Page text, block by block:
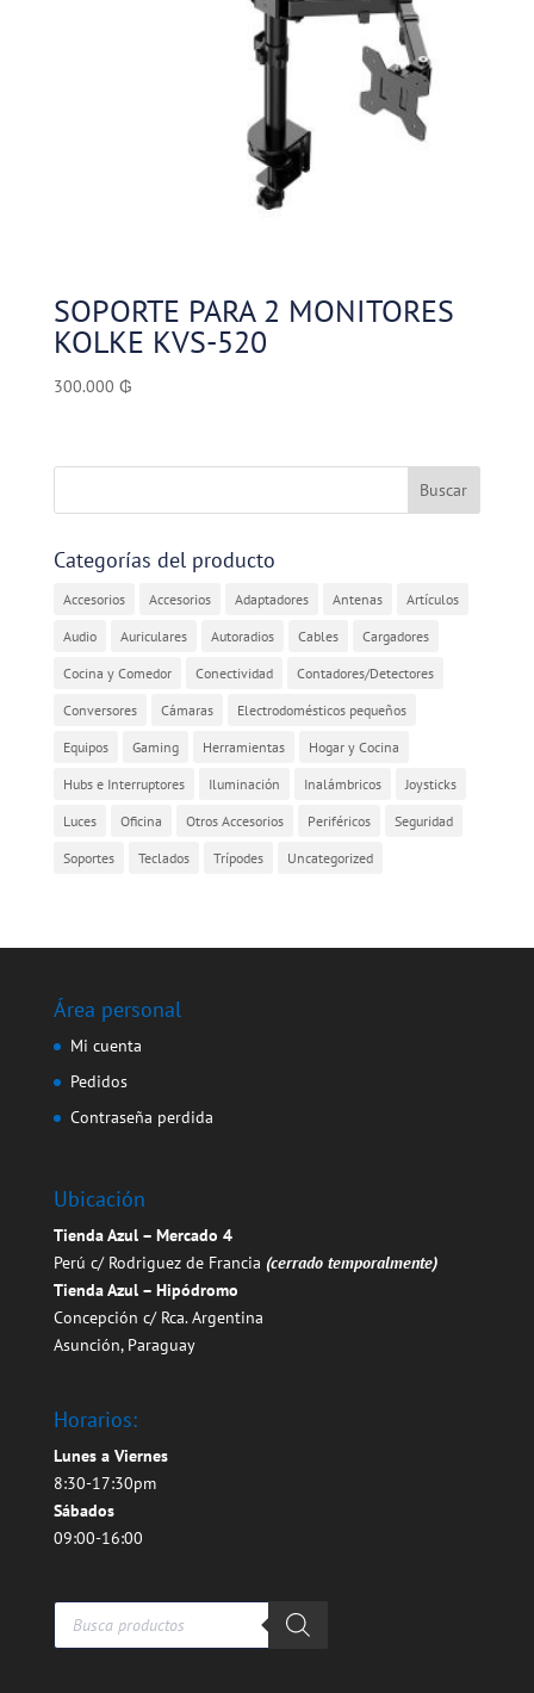
SOPORTE PARA 2 MONITORES
KOLKE KVS-520
300.000 ₲
Categorías del producto
Accesorios Accesorios Adaptadores Antenas Artículos
Audio Auriculares Autoradios Cables Cargadores
Cocina y Comedor Conectividad Contadores/Detectores
Conversores Cámaras Electrodomésticos pequeños
Equipos Gaming Herramientas Hogar y Cocina
Hubs e Interruptores Iluminación Inalámbricos Joysticks
Luces Oficina Otros Accesorios Periféricos Seguridad
Soportes Teclados Trípodes Uncategorized
Área personal
Mi cuenta
Pedidos
Contraseña perdida
Ubicación
Tienda Azul – Mercado 4
Perú c/ Rodriguez de Francia (cerrado temporalmente)
Tienda Azul – Hipódromo
Concepción c/ Rca. Argentina
Asunción, Paraguay
Horarios:
Lunes a Viernes
8:30-17:30pm
Sábados
09:00-16:00
Búsqueda
productos